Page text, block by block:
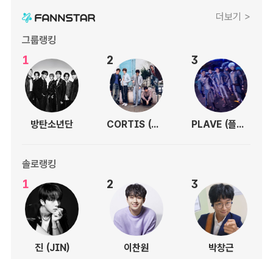
더보기 >
그룹랭킹
1
방탄소년단
2
CORTIS (코르티스)
3
PLAVE (플레이브)
솔로랭킹
1
진 (JIN)
2
이찬원
3
박창근